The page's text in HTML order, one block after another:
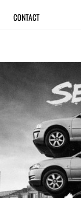
CONTACT